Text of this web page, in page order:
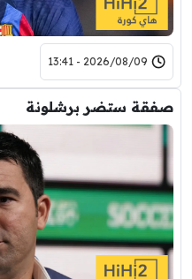
2026/08/09 - 13:41
صفقة ستضر برشلونة